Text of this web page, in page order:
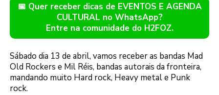
📅 Quer receber dicas de EVENTOS E AGENDA
CULTURAL no WhatsApp?
Entre na comunidade do H2FOZ.
Sábado dia 13 de abril, vamos receber as bandas Mad
Old Rockers e Mil Réis, bandas autorais da fronteira,
mandando muito Hard rock, Heavy metal e Punk
rock.